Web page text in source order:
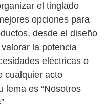
el tinglado
opciones para
desde el diseño
la potencia
eléctricas o
cualquier acto
lema es “Nosotros